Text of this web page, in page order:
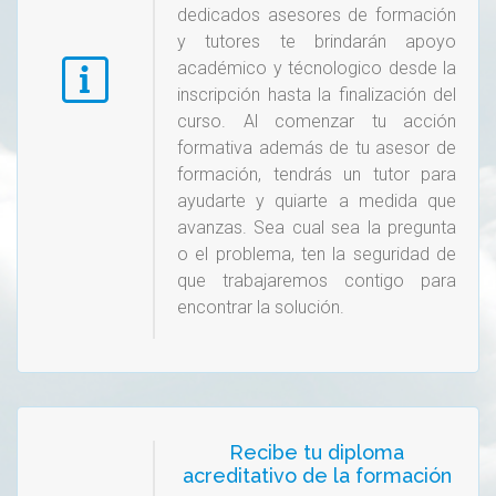
dedicados asesores de formación
y tutores te brindarán apoyo
académico y técnologico desde la
inscripción hasta la finalización del
curso. Al comenzar tu acción
formativa además de tu asesor de
formación, tendrás un tutor para
ayudarte y quiarte a medida que
avanzas. Sea cual sea la pregunta
o el problema, ten la seguridad de
que trabajaremos contigo para
encontrar la solución.
Recibe tu diploma
acreditativo de la formación